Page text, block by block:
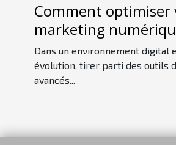
Comment optimiser
marketing
des outils d'analyse
Dans un environnement digital
évolution, tirer parti des outils
avancés...